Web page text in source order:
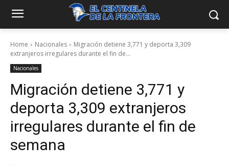
Home Nacionales
Migración detiene 3,771 y deporta 3,309
extranjeros irregulares durante el fin de...
Nacionales
Migración detiene 3,771 y
deporta 3,309 extranjeros
irregulares durante el fin de
semana